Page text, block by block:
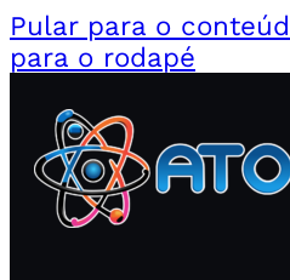
Pular para o
para o rodapé